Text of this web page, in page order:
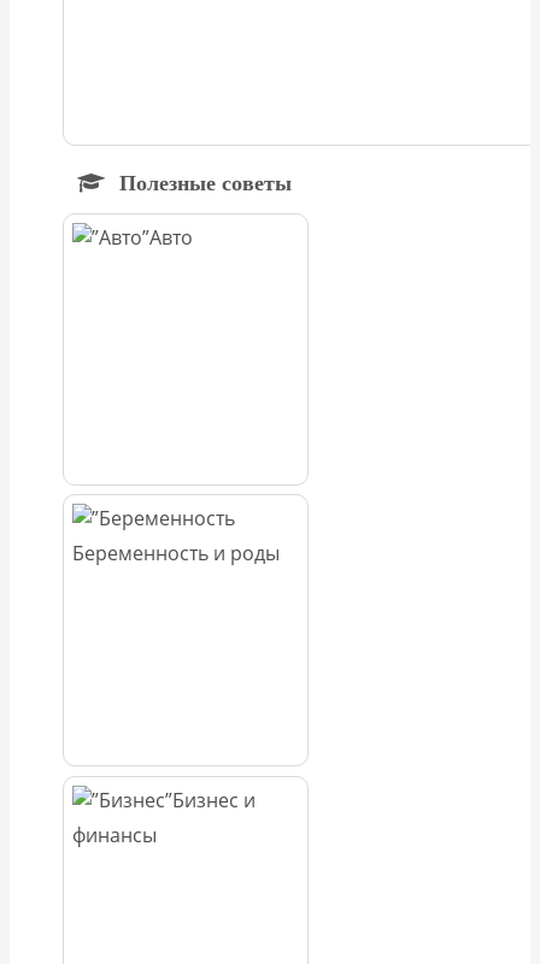
Полезные советы
Авто
Беременность и роды
Бизнес и
финансы